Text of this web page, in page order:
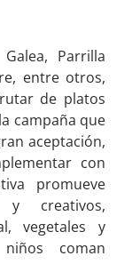
Parrilla
entre otros,
de platos
campaña que
aceptación,
con
promueve
y creativos,
vegetales y
coman